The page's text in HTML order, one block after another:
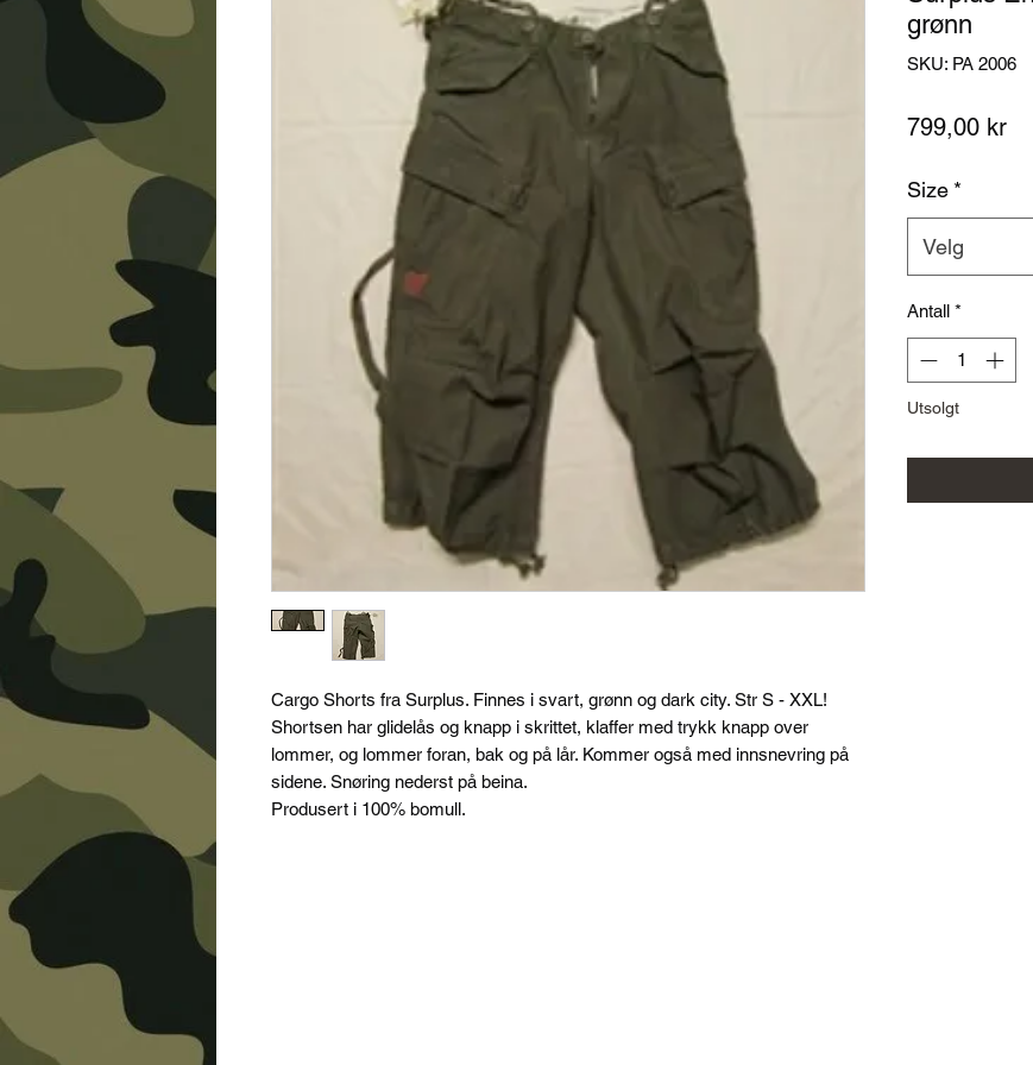
Cargo Shorts fra Surplus. Finnes i svart, grønn og dark city. Str S - XXL!
Shortsen har glidelås og knapp i skrittet, klaffer med trykk knapp over
lommer, og lommer foran, bak og på lår. Kommer også med innsnevring på
sidene. Snøring nederst på beina.
Produsert i 100% bomull.
grønn
SKU: PA 2006
799,00 krPris
Size *
Velg
Antall *
Utsolgt